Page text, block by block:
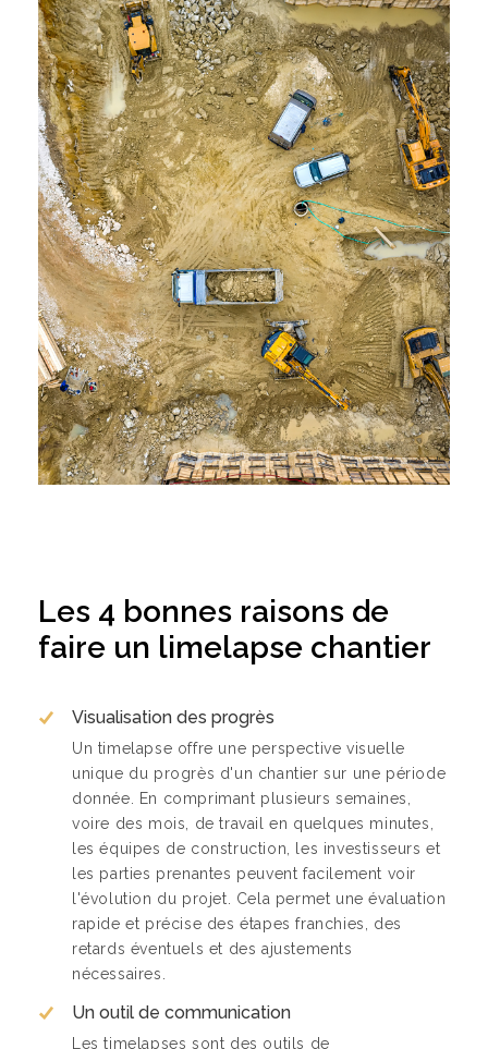
Les 4 bonnes raisons de
faire un limelapse chantier
Visualisation des progrès
Un timelapse offre une perspective visuelle
unique du progrès d'un chantier sur une période
donnée. En comprimant plusieurs semaines,
voire des mois, de travail en quelques minutes,
les équipes de construction, les investisseurs et
les parties prenantes peuvent facilement voir
l'évolution du projet. Cela permet une évaluation
rapide et précise des étapes franchies, des
retards éventuels et des ajustements
nécessaires.
Un outil de communication
Les timelapses sont des outils de